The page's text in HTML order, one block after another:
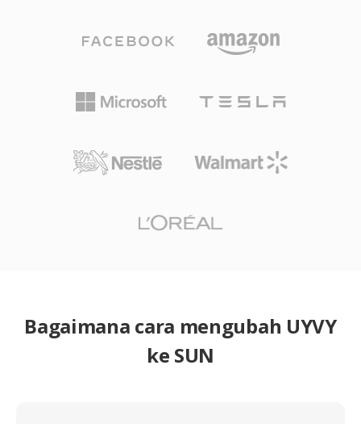
Bagaimana cara mengubah UYVY
ke SUN